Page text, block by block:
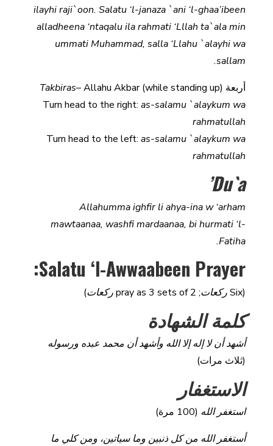
ilayhi raji`oon. Salatu ‘l-janaza `ani ‘l-ghaa’ibeen
alladheena ‘ntaqalu ila rahmati ‘Lllah ta`ala min
ummati Muhammad, salla ‘Llahu `alayhi wa
sallam.
أربعة
Takbiras– Allahu Akbar (while standing up)
Turn head to the right:as-salamu `alaykum wa
rahmatullah
Turn head to the left:as-salamu `alaykum wa
rahmatullah
Du`a’
Allahumma ighfir li ahya-ina w ‘arham
mawtaanaa, washfi mardaanaa, bi hurmati ‘l-
Fatiha.
Salatu ‘l-Awwaabeen Prayer:
(Six ركعات; pray as 3 sets of 2 ركعات)
كلمة الشهادة
أشهد أن لا إله إلا الله وأشهد أن محمد عبده ورسوله
(ثلاث مرات)
الاستغفار
استغفر الله (100 مرة)
أستغفر الله من كل ذنبين وما سياتين، ومن كلي ما